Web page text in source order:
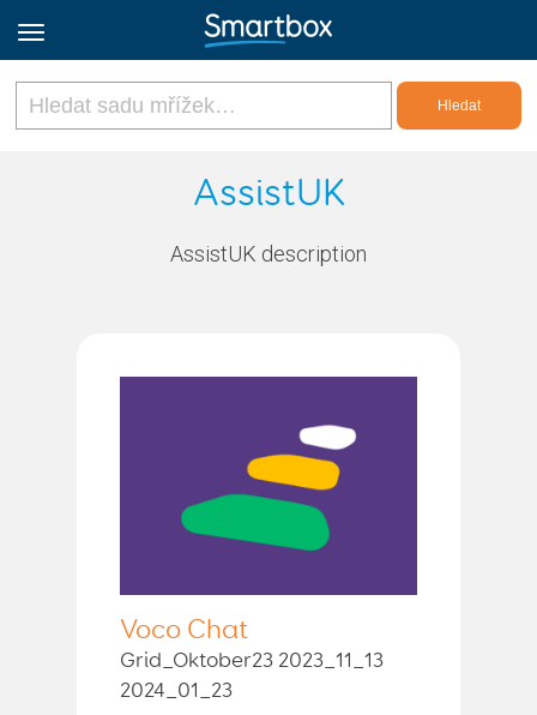
Online Grids
Přihlásit
AssistUK
AssistUK description
Voco Chat
Grid_Oktober23 2023_11_13
2024_01_23